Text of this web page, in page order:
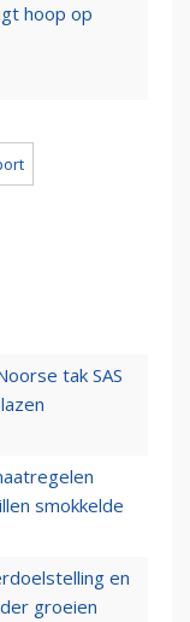
hoop op
tak SAS
smokkelde
en
groeien